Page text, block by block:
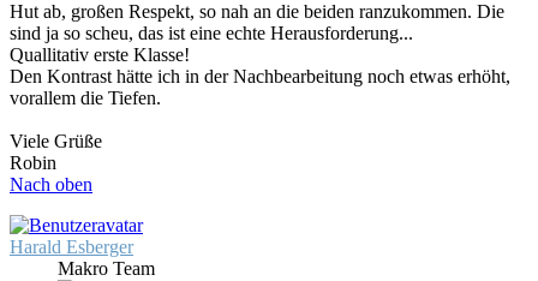
Hut ab, großen Respekt, so nah an die beiden ranzukommen. Die
sind ja so scheu, das ist eine echte Herausforderung...
Quallitativ erste Klasse!
Den Kontrast hätte ich in der Nachbearbeitung noch etwas erhöht,
vorallem die Tiefen.
Viele Grüße
Robin
Nach oben
Harald Esberger
Makro Team